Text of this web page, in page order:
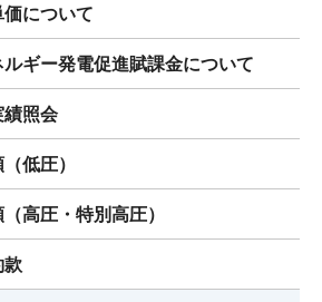
について
ギー発電促進賦課金について
績照会
低圧）
高圧・特別高圧）
款